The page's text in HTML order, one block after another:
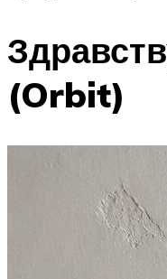
(Orbit)